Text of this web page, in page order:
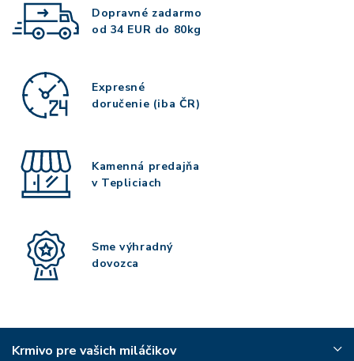
Dopravné zadarmo
od 34 EUR do 80kg
Expresné
doručenie (iba ČR)
Kamenná predajňa
v Tepliciach
Sme výhradný
dovozca
Krmivo pre vašich miláčikov